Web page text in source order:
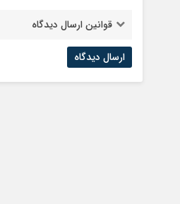
قوانین ارسال دیدگاه